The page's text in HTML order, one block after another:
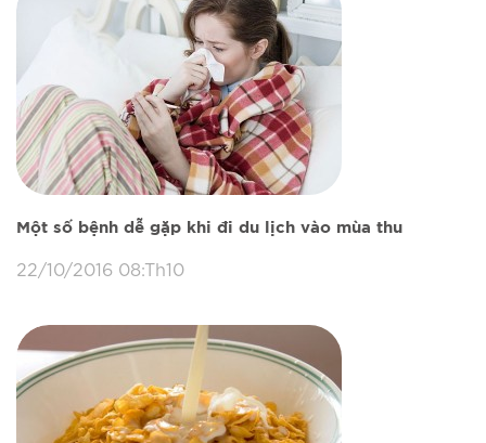
Một số bệnh dễ gặp khi đi du lịch vào mùa thu
22/10/2016 08:Th10